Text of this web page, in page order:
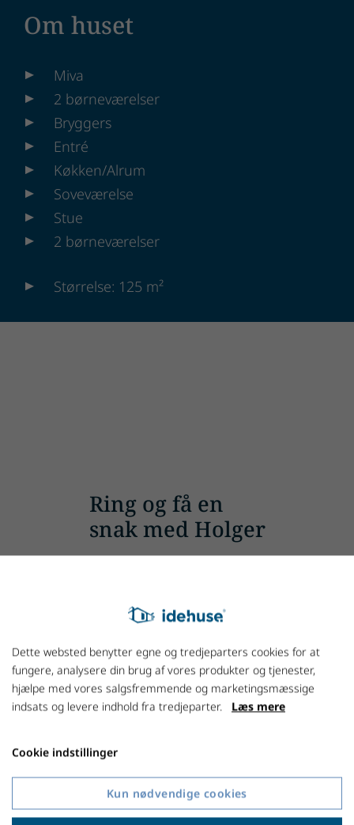
Om huset
Miva
2 børneværelser
Bryggers
Entré
Køkken/Alrum
Soveværelse
Stue
2 børneværelser
Størrelse: 125 m²
Ring og få en
snak med Holger
+45 7027 1800
Dette websted benytter egne og tredjeparters cookies for at
fungere, analysere din brug af vores produkter og tjenester,
hjælpe med vores salgsfremmende og marketingsmæssige
indsats og levere indhold fra tredjeparter. Læs mere
Cookie indstillinger
Kun nødvendige cookies